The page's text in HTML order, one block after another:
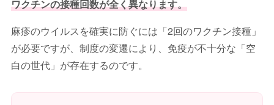
ワクチンの接種回数が全く異なります。
麻疹のウイルスを確実に防ぐには「2回のワクチン接種」
が必要ですが、制度の変遷により、免疫が不十分な「空
白の世代」が存在するのです。